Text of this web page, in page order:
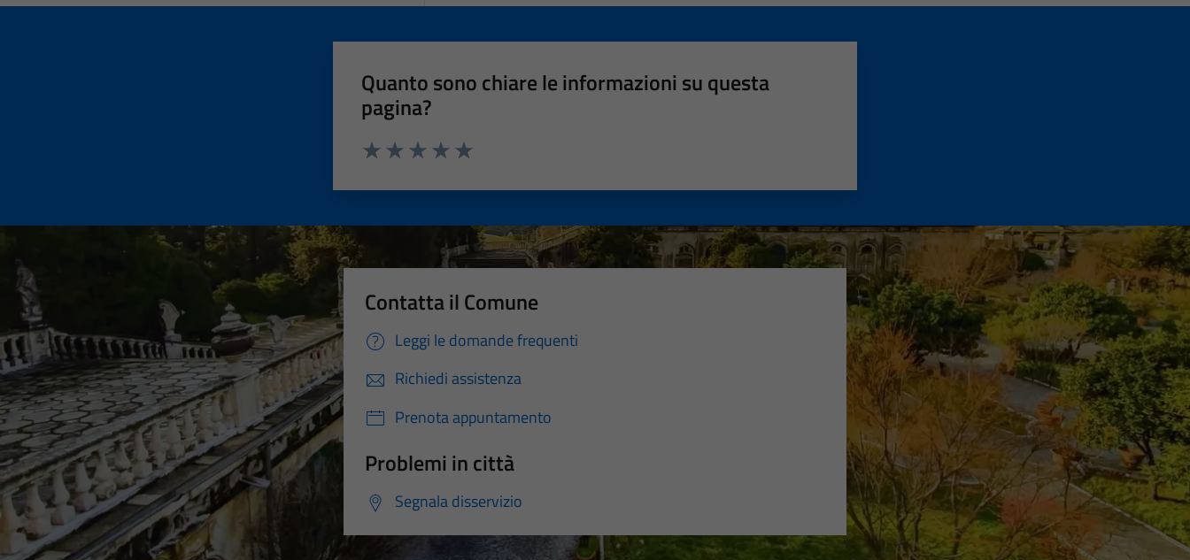
Quanto sono chiare le informazioni su questa
pagina?
Contatta il Comune
Leggi le domande frequenti
Richiedi assistenza
Prenota appuntamento
Problemi in città
Segnala disservizio